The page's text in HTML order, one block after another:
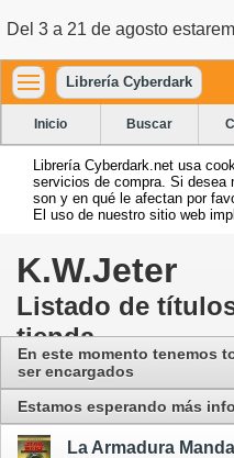
Del 3 a 21 de agosto
Librería Cyberdark
Inicio Buscar
Librería Cyberdark.net usa
servicios de compra. Si desea
son y en qué le afectan por
El uso de nuestro sitio web
K.W.Jeter
Listado de
tienda
En este momento tenemos
ser encargados
Estamos esperando más